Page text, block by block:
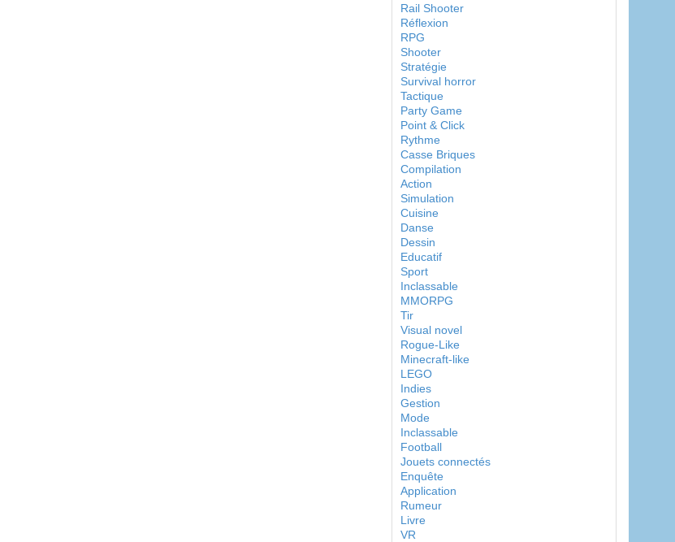
Rail Shooter
Réflexion
RPG
Shooter
Stratégie
Survival horror
Tactique
Party Game
Point & Click
Rythme
Casse Briques
Compilation
Action
Simulation
Cuisine
Danse
Dessin
Educatif
Sport
Inclassable
MMORPG
Tir
Visual novel
Rogue-Like
Minecraft-like
LEGO
Indies
Gestion
Mode
Inclassable
Football
Jouets connectés
Enquête
Application
Rumeur
Livre
VR